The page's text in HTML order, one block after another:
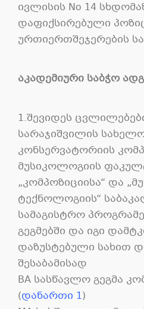
ივლისის No 14
დაფიქსირებული
ურთიერთშეჯერების
აკადემიური საბჭო
1.შევიდეს
სარაჯიშვილის
კონსერვატორიის
მუსიკოლოგიის
„კომპოზიციისა“ და
ტექნოლოგიის“
სამაგისტრო
გეგმებში და იგი
დაზუსტებული სახით
შესაბამისად
BA სასწავლო გეგმა
(დანართი 1)